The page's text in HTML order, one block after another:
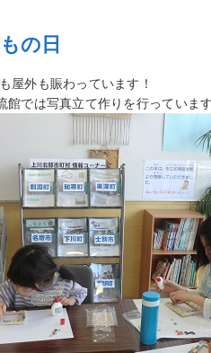
の日
屋外も賑わっています！
館では写真立て作りを行っていま